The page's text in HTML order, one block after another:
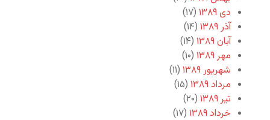
دی ۱۳۸۹
(۱۷)
آذر ۱۳۸۹
(۱۴)
آبان ۱۳۸۹
(۱۴)
مهر ۱۳۸۹
(۱۰)
شهریور ۱۳۸۹
(۱۱)
مرداد ۱۳۸۹
(۱۵)
تیر ۱۳۸۹
(۲۰)
خرداد ۱۳۸۹
(۱۷)